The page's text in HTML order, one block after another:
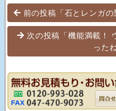
投稿ナビゲーション
前の投稿「石とレンガの
次の投稿「機能満載！
った